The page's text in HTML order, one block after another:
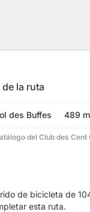
la ruta
des Buffes 489 m
del Club des Cent
de bicicleta de
esta ruta.